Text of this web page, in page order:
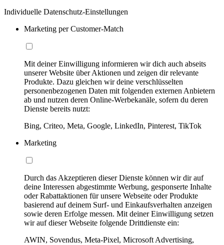
Individuelle Datenschutz-Einstellungen
Marketing per Customer-Match
Mit deiner Einwilligung informieren wir dich auch abseits
unserer Website über Aktionen und zeigen dir relevante
Produkte. Dazu gleichen wir deine verschlüsselten
personenbezogenen Daten mit folgenden externen Anbietern
ab und nutzen deren Online-Werbekanäle, sofern du deren
Dienste bereits nutzt:
Bing, Criteo, Meta, Google, LinkedIn, Pinterest, TikTok
Marketing
Durch das Akzeptieren dieser Dienste können wir dir auf
deine Interessen abgestimmte Werbung, gesponserte Inhalte
oder Rabattaktionen für unsere Webseite oder Produkte
basierend auf deinem Surf- und Einkaufsverhalten anzeigen
sowie deren Erfolge messen. Mit deiner Einwilligung setzen
wir auf dieser Webseite folgende Drittdienste ein:
AWIN, Sovendus, Meta-Pixel, Microsoft Advertising,